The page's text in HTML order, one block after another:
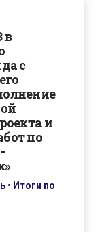
в
с
и
по
• Итоги по